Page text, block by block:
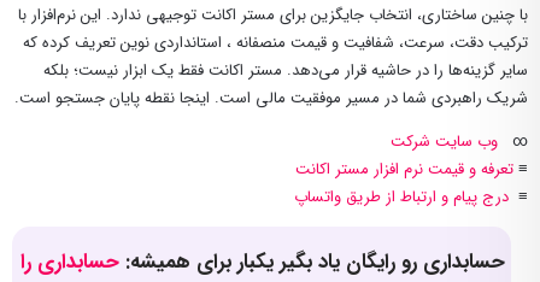
با چنین ساختاری، انتخاب جایگزین برای مستر اکانت توجیهی ندارد. این نرم‌افزار با
ترکیب دقت، سرعت، شفافیت و قیمت منصفانه ، استانداردی نوین تعریف کرده که
سایر گزینه‌ها را در حاشیه قرار می‌دهد. مستر اکانت فقط یک ابزار نیست؛ بلکه
شریک راهبردی شما در مسیر موفقیت مالی است. اینجا نقطه پایان جستجو است.
∞ وب سایت شرکت
≡تعرفه و قیمت نرم افزار مستر اکانت
≡ درج پیام و ارتباط از طریق واتساپ
حسابداری رو رایگان یاد بگیر یکبار برای همیشه:حسابداری را